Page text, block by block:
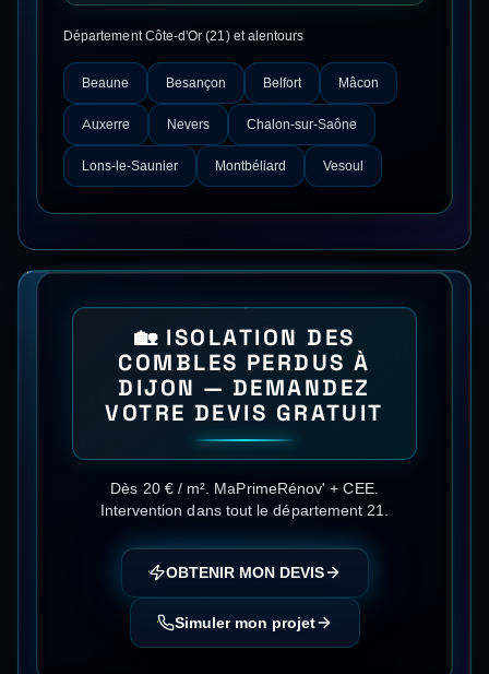
DépartementCôte-d'Or (21) et alentours
Beaune Besançon Belfort Mâcon
Auxerre Nevers Chalon-sur-Saône
Lons-le-Saunier Montbéliard Vesoul
🏡 ISOLATION DES
COMBLES PERDUS À
DIJON — DEMANDEZ
VOTRE DEVIS GRATUIT
Dès 20 € / m². MaPrimeRénov' + CEE.
Intervention dans tout le département21.
OBTENIR MON DEVIS
Simuler mon projet